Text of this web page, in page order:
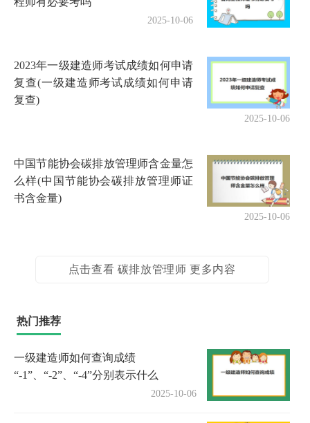
2025-10-06
2023年一级建造师考试成绩如何申请
复查(一级建造师考试成绩如何申请
复查)
2025-10-06
中国节能协会碳排放管理师含金量怎
么样(中国节能协会碳排放管理师证
书含金量)
2025-10-06
点击查看 碳排放管理师 更多内容
热门推荐
一级建造师如何查询成绩
“-1”、“-2”、“-4”分别表示什么
2025-10-06